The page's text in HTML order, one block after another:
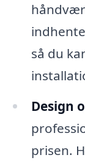
så du
Design
prisen.